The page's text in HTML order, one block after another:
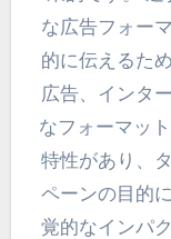
な広告フォー
的に伝えるた
広告、インタ
なフォーマッ
特性があり、
ペーンの目的
覚的なインパ